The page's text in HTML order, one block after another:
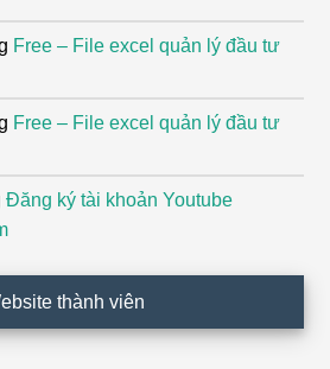
Free – File excel quản lý đầu tư
Free – File excel quản lý đầu tư
Đăng ký tài khoản Youtube
thành viên